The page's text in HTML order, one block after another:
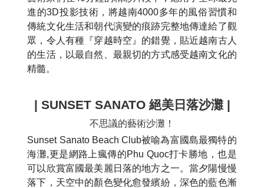
進的3D投影技術，將越南4000多年的風俗習慣和
傳統文化生活和朝代演變的痕跡完整地傳達給了觀
眾，令人有種『穿越時空』的錯覺，貼近越南古人
的生活，以最自然、最親切的方式感受越南文化的
精髓。
| SUNSET SANATO 絕美日落沙灘 |
不思議的藝術沙灘！
Sunset Sanato Beach Club被喻為富國島最獨特的
海灘,更是網路上瘋傳的Phu Quoc打卡勝地，也是
可以欣賞富國最美麗日落的地方之一。當夕陽慢慢
落下，天空中的顏色變化愈發繽紛，深色的藍色漸